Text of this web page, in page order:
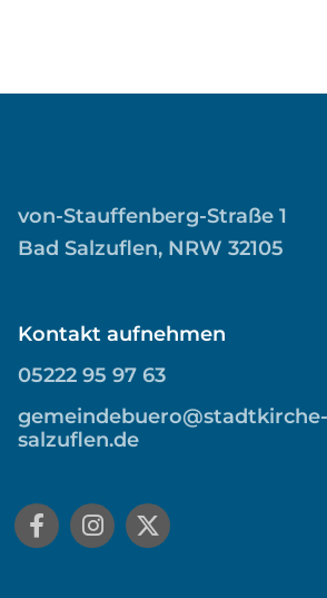
von-Stauffenberg-Straße 1
Bad Salzuflen, NRW 32105
Kontakt aufnehmen
05222 95 97 63
salzuflen.de